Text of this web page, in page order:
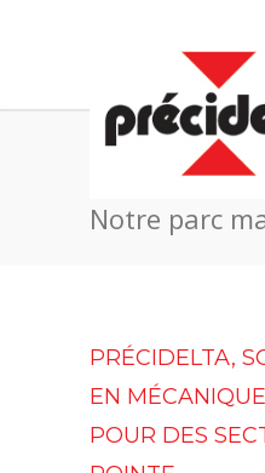
Notre parc
PRÉCIDELTA,
EN
POUR DES